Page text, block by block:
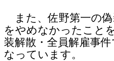
また、佐野第一の
をやめなかったこと
装解散・全員解雇事
なっています。